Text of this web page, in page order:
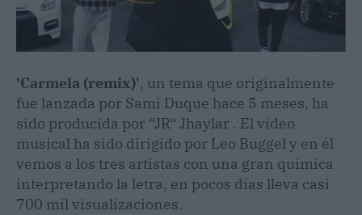
'Carmela (remix)', un tema que originalmente
fue lanzada por Sami Duque hace 5 meses, ha
sido producida por “JR“ Jhaylar . El vídeo
musical ha sido dirigido por Leo Buggel y en él
vemos a los tres artistas con una gran química
interpretando la letra, en pocos días lleva casi
700 mil visualizaciones.